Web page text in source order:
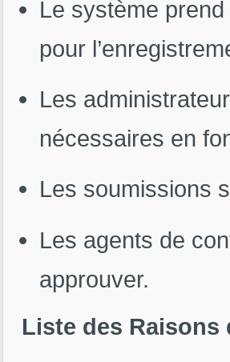
Le système
pour
Les
nécessaires en
Les soumissions
Les agents de
approuver.
Liste des Raisons